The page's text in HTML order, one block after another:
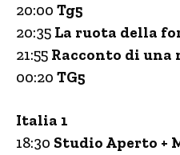
20:00 Tg5
20:35 La ruota della
21:55 Racconto di una
00:20 TG5
Italia 1
18:30 Studio Aperto +